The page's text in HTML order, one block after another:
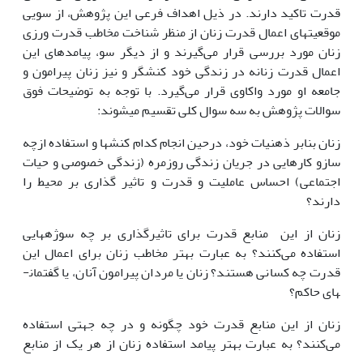
قدرت تاکید دارند. در ذیل اهداف فرعی این پژوهش، از سویی
موقعیت­های اعمال قدرت زنان از منظر شناخت مخاطب قدرت ورزی
زنان مورد بررسی قرار می‌گیرند و از دیگر سو، پیامدهای این
اعمال قدرت زنانه در زندگی خود کنشگر و نیز زنان پیرامون و
جامعه او مورد واکاوی قرار می‌گیرد. با توجه به توضیحات فوق
سوالات پژوهش به سه سوال کلی تقسیم می­شوند:
زنان بنابر ذهنیات خود، درحین انجام کدام کنش­ها و استفاده ازچه
سازو کارهایی در جریان زندگی روزمره (زندگی خصوصی و حیات
اجتماعی) احساس عاملیت و قدرت و تاثیر گذاری بر محیط را
دارند؟
زنان از این منابع قدرت برای تاثیرگذاری بر چه سوژه­هایی
استفاده می‌کنند؟ به عبارت بهتر مخاطب زنان برای اعمال این
قدرت چه کسانی هستند؟ زنان یا مردان پیرامون آنان، یا گفتمان­
های حاکم؟
زنان از این منابع قدرت خود چگونه و در چه جهتی استفاده
می‌کنند؟ به عبارت بهتر پیامد استفاده زنان از هر یک از منابع